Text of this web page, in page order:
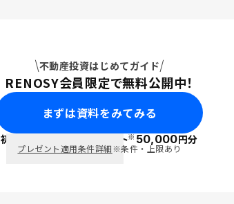
不動産投資はじめてガイド
RENOSY会員限定で無料公開中！
まずは資料をみてみる
初回面談で ポイント※50,000円分
プレゼント適用条件詳細※条件・上限あり